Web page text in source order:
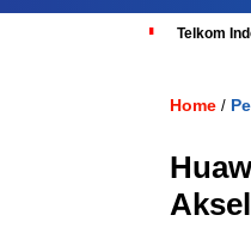
Telkom
Home /